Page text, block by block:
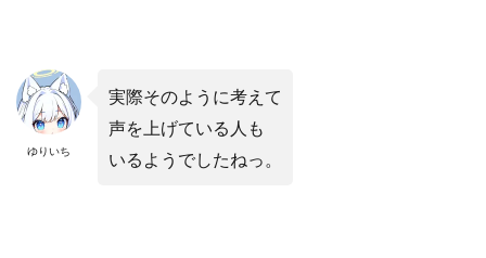
ゆりいち
実際そのように考えて
声を上げている人も
いるようでしたねっ。